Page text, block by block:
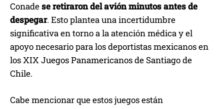
Conadese retiraron del avión minutos antes de
despegar. Esto plantea una incertidumbre
significativa en torno a la atención médica y el
apoyo necesario para los deportistas mexicanos en
los XIX Juegos Panamericanos de Santiago de
Chile.
Cabe mencionar que estos juegos están